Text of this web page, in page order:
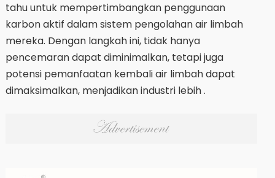
tahu untuk mempertimbangkan penggunaan
karbon aktif dalam sistem pengolahan air limbah
mereka. Dengan langkah ini, tidak hanya
pencemaran dapat diminimalkan, tetapi juga
potensi pemanfaatan kembali air limbah dapat
dimaksimalkan, menjadikan industri lebih .